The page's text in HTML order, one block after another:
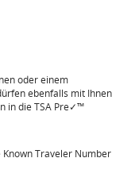
oder einem
ebenfalls mit Ihnen
in die TSA Pre✓™
Traveler Number